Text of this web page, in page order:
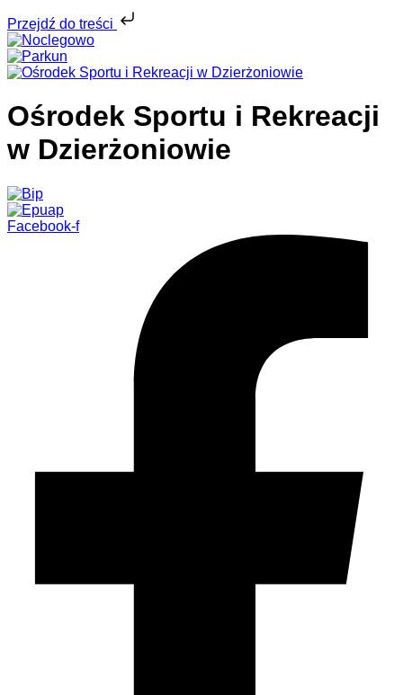
Przejdź do treści
Ośrodek Sportu i Rekreacji
w Dzierżoniowie
Facebook-f